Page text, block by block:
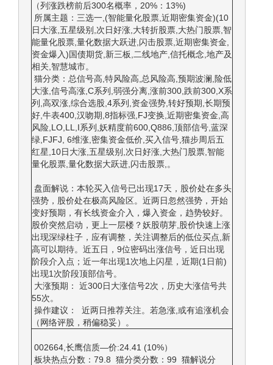
（列涨跌榜前后300名概率，20%：13%)
所属主题：三选一,(智能量化股票,近期密集资金)(10
日大涨,五星级别,次日好涨,大转折股票,大热门股票,智
能量化股票,量化数据大跃进,闪击股票,近期密集资金,
资金爆入)国债期货,新三板,二线地产,信托概念,地产及
相关,智慧城市。
猫分类：总信号高,特风险高,总风险高,预期波澜,险低
大涨,信号高涨,C系列,弱强分离,涨前300,跌前300,X系
列,高双涨,综合选股,4系列,资金强势,转好预期,长期预
好,牛表400,汉吻期,8指标强,FJ变换,近期密集资金,高
风险,LO,LL,I系列,妖精度前600,Q886,顶部信号,蓝深
绿,FJFJ, 6维涨,密集资金低价,买入信号,猫步周后五
红星,10日大涨,五星级别,次日好涨,大热门股票,智能
量化股票,量化数据大跃进,闪击股票,。
盘面解说：本轮买入信号已出现17天，股价处在多头
强势，股价处在极高风险区。近两日忽然强势，开始
变好预期，有长线资金介入，爆入资金，趋势较好。
股价突然启动，更上一层楼？妖股萌芽,股价快速上涨
出现深绿柱子，应有调整，关注调整后的低位买点,新
高可以期待。近五日，9位密码出涨信号，近日出现
阶段介入点；近一年出现1次地上闪星，近期(1日前)
出现1次阶段顶部信号。
大涨预期： 近300日大涨信号2次，历史大涨信号共
55次。
操作建议： 近两日推荐关注。若急涨,或有追涨机会
（网络评股，稍偏稳妥）。
002664,长鹰信质—价:24.41 (10%）
板块热点分数：79.8 猫分类分数：99 猫解说分